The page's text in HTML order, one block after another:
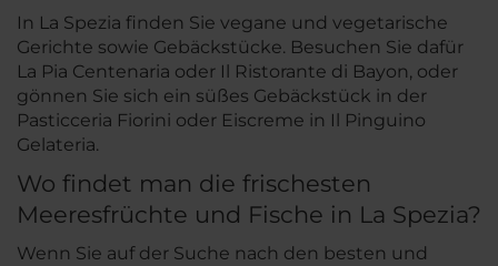
In La Spezia finden Sie vegane und vegetarische
Gerichte sowie Gebäckstücke. Besuchen Sie dafür
La Pia Centenaria oder Il Ristorante di Bayon, oder
gönnen Sie sich ein süßes Gebäckstück in der
Pasticceria Fiorini oder Eiscreme in Il Pinguino
Gelateria.
Wo findet man die frischesten
Meeresfrüchte und Fische in La Spezia?
Wenn Sie auf der Suche nach den besten und